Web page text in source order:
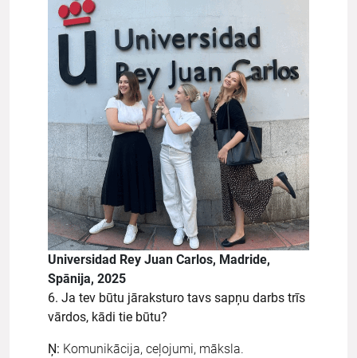
Universidad Rey Juan Carlos, Madride,
Spānija, 2025
6. Ja tev būtu jāraksturo tavs sapņu darbs trīs
vārdos, kādi tie būtu?
Ņ: Komunikācija, ceļojumi, māksla.